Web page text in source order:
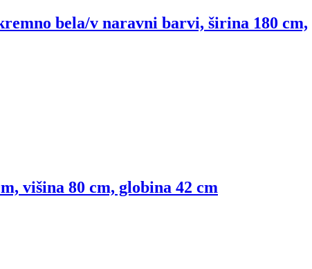
bela/v naravni barvi, širina 180 cm,
višina 80 cm, globina 42 cm